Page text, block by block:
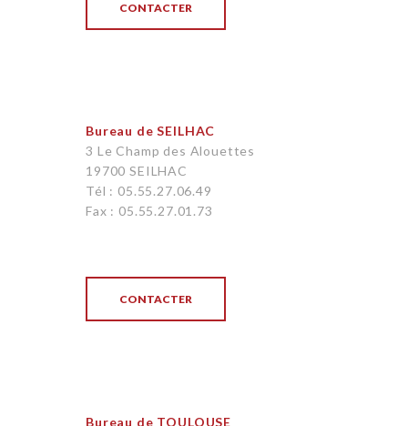
CONTACTER
Bureau de SEILHAC
3 Le Champ des Alouettes
19700 SEILHAC
Tél : 05.55.27.06.49
Fax : 05.55.27.01.73
CONTACTER
Bureau de TOULOUSE